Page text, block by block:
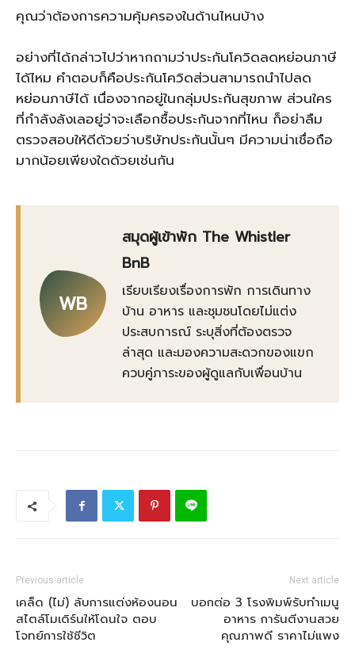
คุณว่าต้องการความคุ้มครองในด้านไหนบ้าง
อย่างที่ได้กล่าวไปว่าหากถามว่าประกันโควิดลดหย่อนภาษี
ได้ไหม คำตอบก็คือประกันโควิดส่วนสามารถนำไปลด
หย่อนภาษีได้ เนื่องจากอยู่ในกลุ่มประกันสุขภาพ ส่วนใคร
ที่กำลังลังเลอยู่ว่าจะเลือกซื้อประกันจากที่ไหน ก็อย่าลืม
ตรวจสอบให้ดีด้วยว่าบริษัทประกันนั้นๆ มีความน่าเชื่อถือ
มากน้อยเพียงใดด้วยเช่นกัน
WB
สมุดผู้เข้าพัก The Whistler
BnB
เรียบเรียงเรื่องการพัก การเดินทาง
บ้าน อาหาร และชุมชนโดยไม่แต่ง
ประสบการณ์ ระบุสิ่งที่ต้องตรวจ
ล่าสุด และมองความสะดวกของแขก
ควบคู่ภาระของผู้ดูแลกับเพื่อนบ้าน
Previous article
เคล็ด (ไม่) ลับการแต่งห้องนอน
สไตล์โมเดิร์นให้โดนใจ ตอบ
โจทย์การใช้ชีวิต
Next article
บอกต่อ 3 โรงพิมพ์รับทําเมนู
อาหาร การันตีงานสวย
คุณภาพดี ราคาไม่แพง